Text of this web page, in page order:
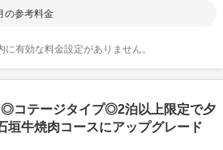
の参考料金
に有効な料金設定がありません。
◎コテージタイプ◎2泊以上限定で夕
垣牛焼肉コースにアップグレード